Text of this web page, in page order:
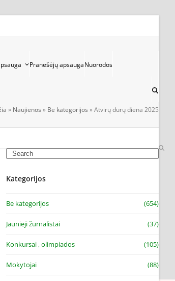
Pranešėjų apsaugaNuorodos
» Naujienos » Be kategorijos »Atvirų durų diena 2025
Search
Kategorijos
Be kategorijos (654)
Jaunieji žurnalistai (37)
Konkursai , olimpiados (105)
Mokytojai (88)